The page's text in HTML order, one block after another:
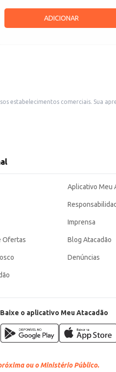
ADICIONAR
o manuseio e o atendimento à demanda, sendo ideal
Ofertas
Aplicativo Meu
Imprensa
Blog Atacadão
Denúncias
Baixe o aplicativo Meu Atacadão
ou o Ministério Público.